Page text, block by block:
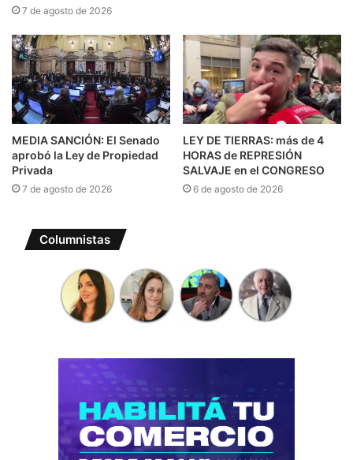
7 de agosto de 2026
MEDIA SANCIÓN: El Senado
aprobó la Ley de Propiedad
Privada
7 de agosto de 2026
LEY DE TIERRAS: más de 4
HORAS de REPRESIÓN
SALVAJE en el CONGRESO
6 de agosto de 2026
Columnistas